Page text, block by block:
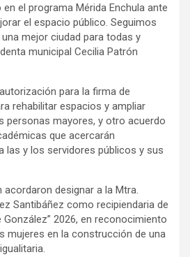
el programa Mérida Enchula ante
el espacio público. Seguimos
mejor ciudad para todas y
municipal Cecilia Patrón
para la firma de
rehabilitar espacios y ampliar
personas mayores, y otro acuerdo
que acercarán
las y los servidores públicos y sus
designar a la Mtra.
Santibáñez como recipiendaria de
González” 2026, en reconocimiento
mujeres en la construcción de una